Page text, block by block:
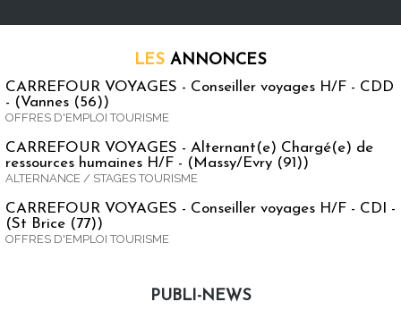
LES ANNONCES
CARREFOUR VOYAGES - Conseiller voyages H/F - CDD
- (Vannes (56))
OFFRES D'EMPLOI TOURISME
CARREFOUR VOYAGES - Alternant(e) Chargé(e) de
ressources humaines H/F - (Massy/Evry (91))
ALTERNANCE / STAGES TOURISME
CARREFOUR VOYAGES - Conseiller voyages H/F - CDI -
(St Brice (77))
OFFRES D'EMPLOI TOURISME
PUBLI-NEWS